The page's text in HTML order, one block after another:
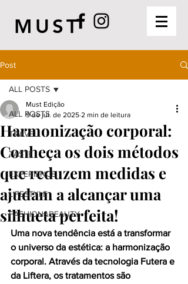
MUST
Post
ALL POSTS
TRAVEL
TASTE
EXPERIENCE
LIFESTYLE
FASHION&BEAUTY
ALL POSTS
Harmonização corporal:
Conheça os dois métodos
que reduzem medidas e
ajudam a alcançar uma
silhueta perfeita!
Must Edição
9 de jul. de 2025 2 min de leitura
Uma nova tendência está a transformar
o universo da estética: a harmonização
corporal. Através da tecnologia Futera e
da Liftera, os tratamentos são